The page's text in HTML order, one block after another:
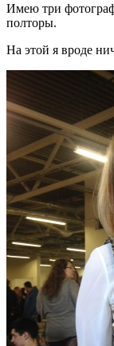
Имею три
полторы.
На этой я вроде